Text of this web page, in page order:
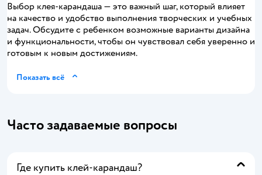
Выбор клея-карандаша — это важный шаг, который влияет
на качество и удобство выполнения творческих и учебных
задач. Обсудите с ребенком возможные варианты дизайна
и функциональности, чтобы он чувствовал себя уверенно и
готовым к новым достижениям.
Показать всё
Часто задаваемые вопросы
Где купить клей-карандаш?